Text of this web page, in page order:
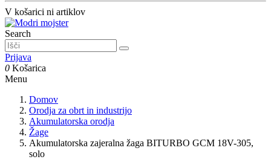
V košarici ni artiklov
Search
Prijava
0 Košarica
Menu
Domov
Orodja za obrt in industrijo
Akumulatorska orodja
Žage
Akumulatorska zajeralna žaga BITURBO GCM 18V-305,
solo